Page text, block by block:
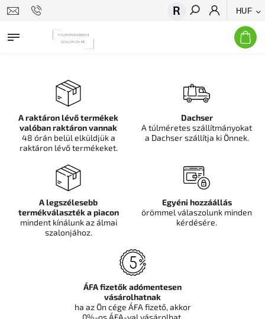
HUF
Keresés
A raktáron lévő termékek
valóban raktáron vannak
48 órán belül elküldjük a
raktáron lévő termékeket.
Dachser
A túlméretes szállítmányokat
a Dachser szállítja ki Önnek.
A legszélesebb
termékválaszték a piacon
mindent kínálunk az álmai
szalonjához.
Egyéni hozzáállás
örömmel válaszolunk minden
kérdésére.
ÁFA fizetők adómentesen
vásárolhatnak
ha az Ön cége ÁFA fizető, akkor
0%-os ÁFA-val vásárolhat.